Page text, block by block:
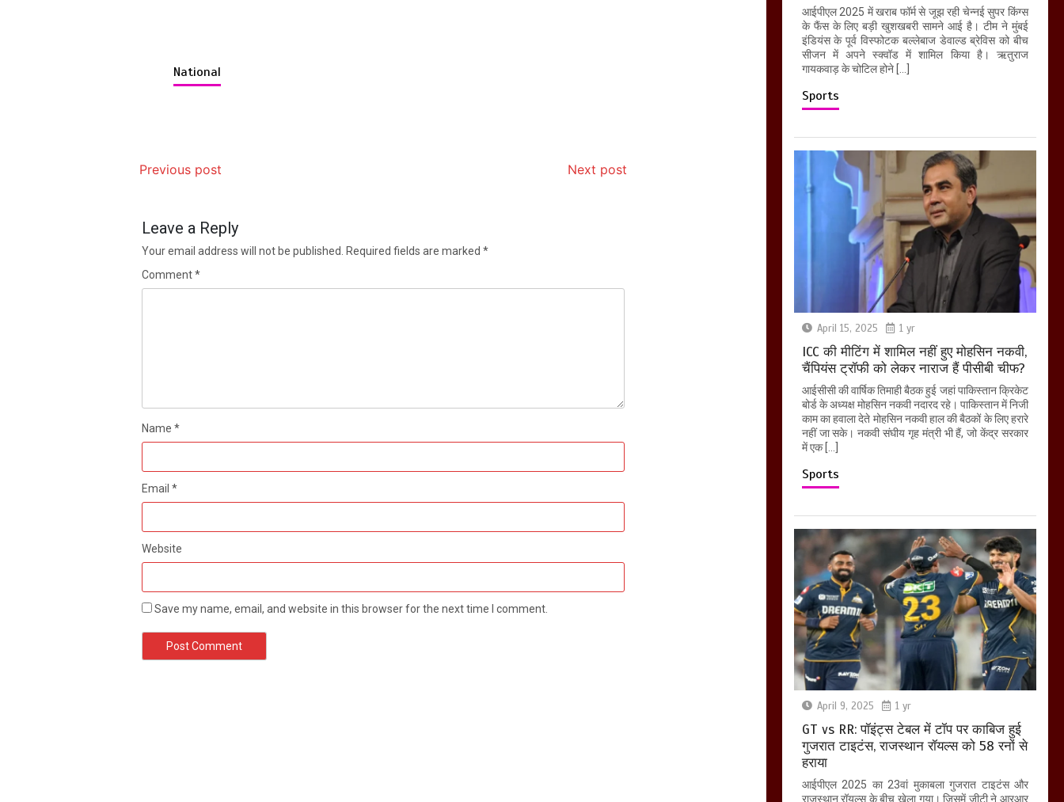
National
Previous post Next post
Leave a Reply
Your email address will not be published. Required fields are marked *
Comment*
Name *
Email *
Website
Save my name, email, and website in this browser for the next time I comment.
आईपीएल 2025 में खराब फॉर्म से जूझ रही चेन्नई सुपर किंग्स
के फैंस के लिए बड़ी खुशखबरी सामने आई है। टीम ने मुंबई
इंडियंस के पूर्व विस्फोटक बल्लेबाज डेवाल्ड ब्रेविस को बीच
सीजन में अपने स्क्वॉड में शामिल किया है। ऋतुराज
गायकवाड़ के चोटिल होने […]
Sports
April 15, 2025 1 yr
ICC की मीटिंग में शामिल नहीं हुए मोहसिन नकवी,
चैंपियंस ट्रॉफी को लेकर नाराज हैं पीसीबी चीफ?
आईसीसी की वार्षिक तिमाही बैठक हुई जहां पाकिस्तान क्रिकेट
बोर्ड के अध्यक्ष मोहसिन नकवी नदारद रहे। पाकिस्तान में निजी
काम का हवाला देते मोहसिन नकवी हाल की बैठकों के लिए हरारे
नहीं जा सके। नकवी संघीय गृह मंत्री भी हैं, जो केंद्र सरकार
में एक […]
Sports
April 9, 2025 1 yr
GT vs RR: पॉइंट्स टेबल में टॉप पर काबिज हुई
गुजरात टाइटंस, राजस्थान रॉयल्स को 58 रनों से
हराया
आईपीएल 2025 का 23वां मुकाबला गुजरात टाइटंस और
राजस्थान रॉयल्स के बीच खेला गया। जिसमें जीटी ने आरआर